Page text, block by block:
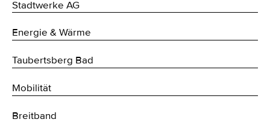
Stadtwerke AG
Energie & Wärme
Taubertsberg Bad
Mobilität
Breitband